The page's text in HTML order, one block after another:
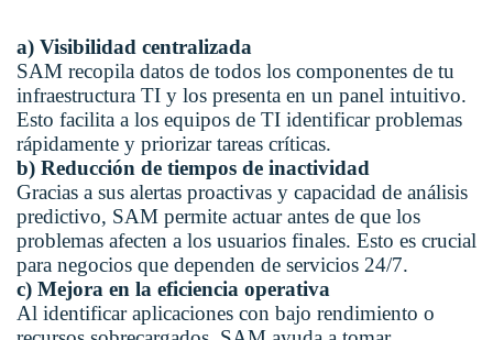
a) Visibilidad centralizada
SAM recopila datos de todos los componentes de tu
infraestructura TI y los presenta en un panel intuitivo.
Esto facilita a los equipos de TI identificar problemas
rápidamente y priorizar tareas críticas.
b) Reducción de tiempos de inactividad
Gracias a sus alertas proactivas y capacidad de análisis
predictivo, SAM permite actuar antes de que los
problemas afecten a los usuarios finales. Esto es crucial
para negocios que dependen de servicios 24/7.
c) Mejora en la eficiencia operativa
Al identificar aplicaciones con bajo rendimiento o